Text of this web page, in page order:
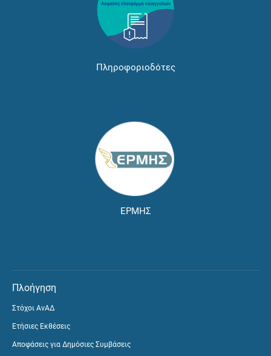
Πληροφοριοδότες
ΕΡΜΗΣ
Πλοήγηση
Στόχοι ΑνΑΔ
Ετήσιες Εκθέσεις
Αποφάσεις για Δημόσιες Συμβάσεις